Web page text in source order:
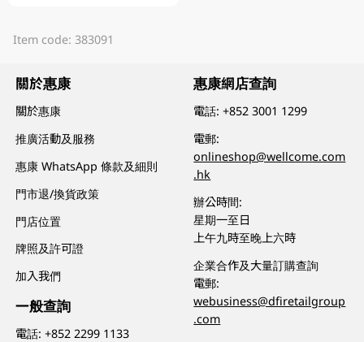
Item code: 383091
關於惠康
關於惠康
推廣活動及服務
惠康 WhatsApp 條款及細則
門市退/換貨政策
門店位置
牌照及許可證
加入我們
一般查詢
電話:+852 2299 1133
惠康網店查詢
電話:+852 3001 1299
電郵:
onlineshop@wellcome.com
.hk
辦公時間:
星期一至日
上午九時至晚上六時
企業合作及大量訂購查詢
電郵:
webusiness@dfiretailgroup
.com